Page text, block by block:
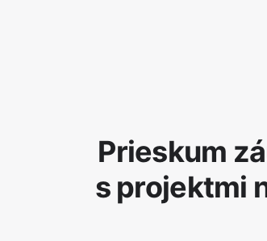
Prieskum
s projektmi